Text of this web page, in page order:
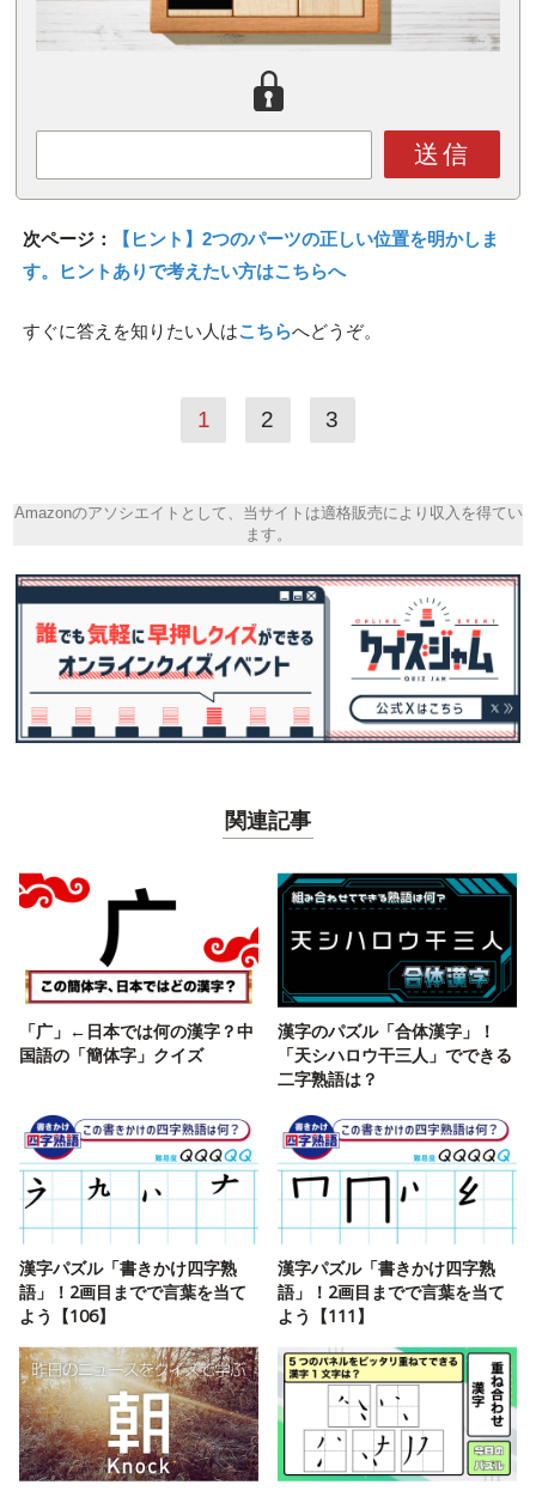
送信
次ページ：
【ヒント】2つのパーツの正しい位置を明かしま
す。ヒントありで考えたい方はこちらへ
すぐに答えを知りたい人はこちらへどうぞ。
1 2 3
Amazonのアソシエイトとして、当サイトは適格販売により収入を得てい
ます。
関連記事
「广」←日本では何の漢字？中
国語の「簡体字」クイズ
漢字のパズル「合体漢字」！
「天シハロウ干三人」でできる
二字熟語は？
漢字パズル「書きかけ四字熟
語」！2画目までで言葉を当て
よう【106】
漢字パズル「書きかけ四字熟
語」！2画目までで言葉を当て
よう【111】